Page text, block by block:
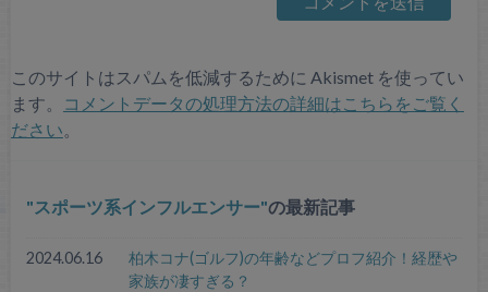
このサイトはスパムを低減するために Akismet を使ってい
ます。
コメントデータの処理方法の詳細はこちらをご覧く
ださい
スポーツ系インフルエンサー の最新記事
2024.06.16
柏木コナ(ゴルフ)の年齢などプロフ紹介！経歴や
家族が凄すぎる？